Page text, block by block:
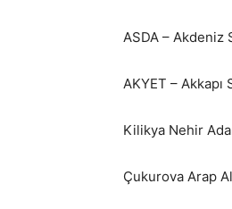
ASDA – Akdeniz
AKYET – Akkapı
Kilikya Nehir
Çukurova Arap